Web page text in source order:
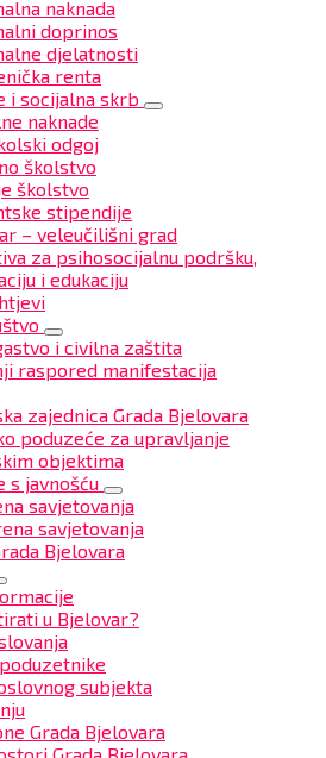
naknada
doprinos
djelatnosti
renta
i socijalna skrb
naknade
odgoj
školstvo
školstvo
stipendije
– veleučilišni grad
za psihosocijalnu podršku,
i edukaciju
i civilna zaštita
raspored manifestacija
zajednica Grada Bjelovara
poduzeće za upravljanje
objektima
s javnošću
savjetovanja
savjetovanja
Bjelovara
u Bjelovar?
subjekta
Grada Bjelovara